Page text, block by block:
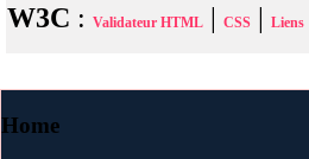
W3C : Validateur HTML | CSS | Liens
Home